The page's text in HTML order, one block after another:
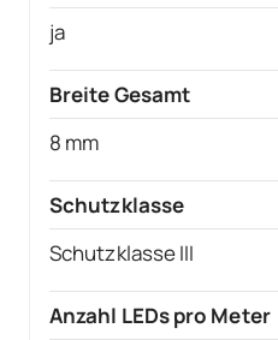
ja
Breite Gesamt
8 mm
Schutzklasse
Schutzklasse III
Anzahl LEDs pro Meter